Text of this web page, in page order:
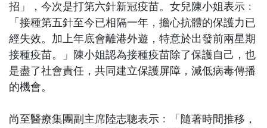
招」，今次是打第六針新冠疫苗。女兒陳小姐表示﹕
「接種第五針至今已相隔一年，擔心抗體的保護力已
經失效。加上年底會離港外遊，特意於出發前兩星期
接種疫苗。」陳小姐認為接種疫苗除了保護自己，也
是盡了社會責任，共同建立保護屏障，減低病毒傳播
的機會。
尚至醫療集團副主席陸志聰表示﹕「隨著時間推移，